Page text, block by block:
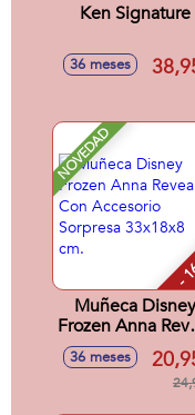
Ken Signature
36 meses
NOVEDAD
-
Muñeca Disney
Frozen Anna
Con Accesorio
Sorpresa
36 meses